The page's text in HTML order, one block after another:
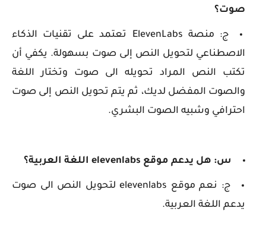
صوت؟
ج: منصة ElevenLabs تعتمد على تقنيات الذكاء
الاصطناعي لتحويل النص إلى صوت بسهولة. يكفي أن
تكتب النص المراد تحويله الى صوت وتختار اللغة
والصوت المفضل لديك، ثم يتم تحويل النص إلى صوت
احترافي وشبيه الصوت البشري.
س: هل يدعم موقع elevenlabs اللغة العربية؟
ج: نعم موقع elevenlabs لتحويل النص الى صوت
يدعم اللغة العربية.